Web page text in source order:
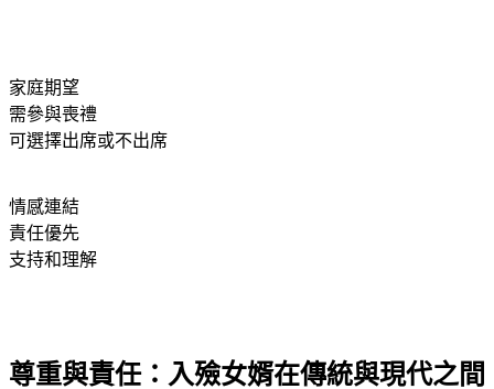
家庭期望
需參與喪禮
可選擇出席或不出席
情感連結
責任優先
支持和理解
尊重與責任：入殮女婿在傳統與現代之間